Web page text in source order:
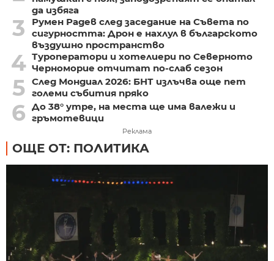
да избяга
3
Румен Радев след заседание на Съвета по
сигурността: Дрон е нахлул в българското
въздушно пространство
4 Туроператори и хотелиери по Северното
Черноморие отчитат по-слаб сезон
5 След Мондиал 2026: БНТ излъчва още пет
големи събития пряко
6 До 38° утре, на места ще има валежи и
гръмотевици
Реклама
ОЩЕ ОТ: ПОЛИТИКА